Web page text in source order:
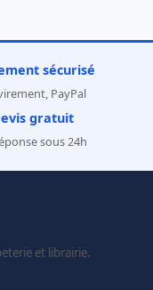
sécurisé
PayPal
gratuit
sous 24h
et librairie.